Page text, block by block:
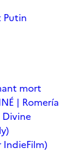
Putin
mort
| Romería
Divine
IndieFilm)